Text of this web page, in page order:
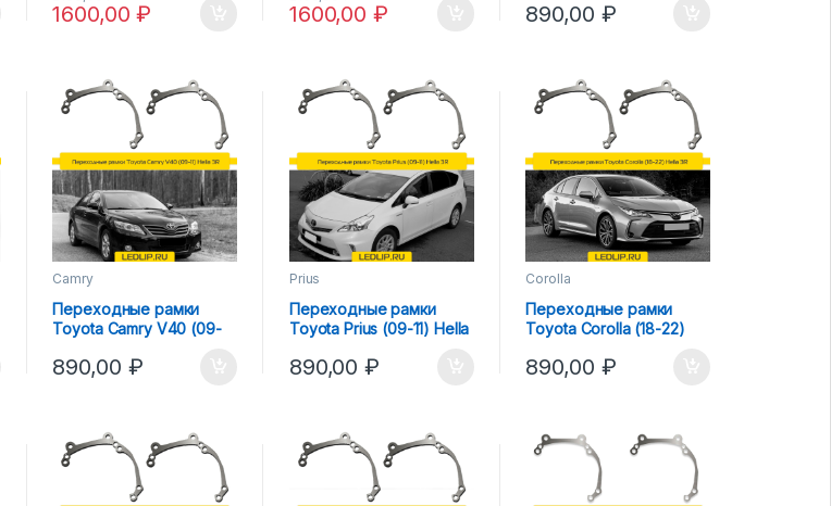
1600,00₽ 1600,00 ₽
3R
890,00 ₽
Camry
Переходные рамки
Toyota Camry V40 (09-
890,00 ₽
Prius
Переходные рамки
Toyota Prius (09-11) Hella
890,00₽
Corolla
Переходные рамки
Toyota Corolla (18-22)
890,00 ₽